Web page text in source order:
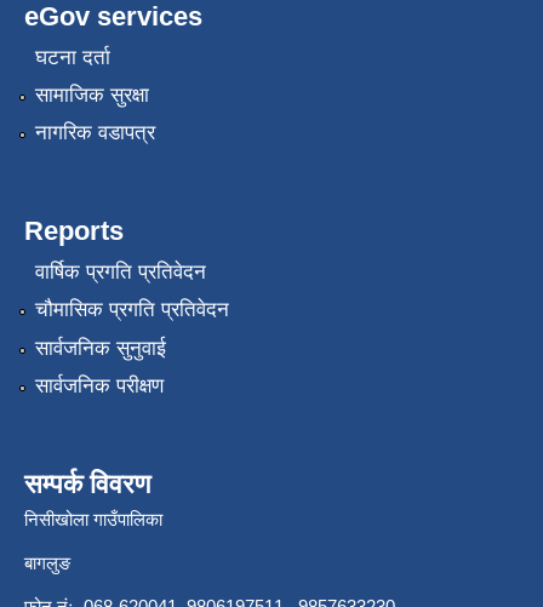
eGov services
घटना दर्ता
सामाजिक सुरक्षा
नागरिक वडापत्र
Reports
वार्षिक प्रगति प्रतिवेदन
चौमासिक प्रगति प्रतिवेदन
सार्वजनिक सुनुवाई
सार्वजनिक परीक्षण
सम्पर्क विवरण
निसीखोला गाउँपालिका
बागलुङ